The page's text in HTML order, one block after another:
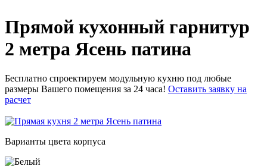
Прямой кухонный гарнитур
2 метра Ясень патина
Бесплатно спроектируем модульную кухню под любые
размеры Вашего помещения за 24 часа! Оставить заявку на
расчет
Варианты цвета корпуса